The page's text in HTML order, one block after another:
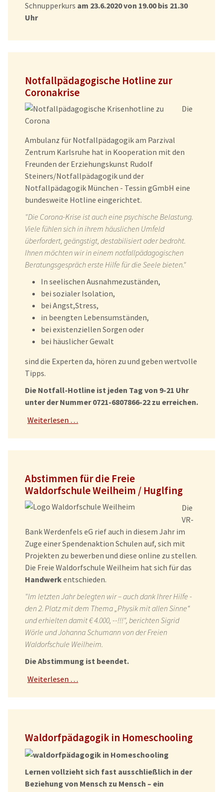
Schnupperkurs am 23.6.2020 von 19.00 bis 21.30
Uhr
Notfallpädagogische Hotline zur
Coronakrise
Die
Ambulanz für Notfallpädagogik am Parzival
Zentrum Karlsruhe hat in Kooperation mit den
Freunden der Erziehungskunst Rudolf
Steiners/Notfallpädagogik und der
Notfallpädagogik München - Tessin gGmbH eine
bundesweite Hotline eingerichtet.
"Die Corona-Krise ist auch eine psychische Belastung.
Viele fühlen sich in ihrem häuslichen Umfeld
überfordert, geängstigt, destabilisiert oder bedroht.
Ihnen möchten wir in einem notfallpädagogischen
Beratungsgespräch erste Hilfe für die Seele bieten."
In seelischen Ausnahmezuständen,
bei sozialer Isolation,
bei Angst,Stress,
in beengten Lebensumständen,
bei existenziellen Sorgen oder
bei häuslicher Gewalt
sind die Experten da, hören zu und geben wertvolle
Tipps.
Die Notfall-Hotline ist jeden Tag von 9-21 Uhr
unter der Nummer 0721-6807866-22 zu erreichen.
Weiterlesen …
Abstimmen für die Freie
Waldorfschule Weilheim / Huglfing
Die
VR-
Bank Werdenfels eG rief auch in diesem Jahr im
Zuge einer Spendenaktion Schulen auf, sich mit
Projekten zu bewerben und diese online zu stellen.
Die Freie Waldorfschule Weilheim hat sich für das
Handwerkentschieden.
"Im letzten Jahr belegten wir – auch dank Ihrer Hilfe -
den 2. Platz mit dem Thema „Physik mit allen Sinne“
und erhielten damit € 4.000, --!!!", berichten Sigrid
Wörle und Johanna Schumann von der Freien
Waldorfschule Weilheim.
Die Abstimmung ist beendet.
Weiterlesen …
Waldorfpädagogik in Homeschooling
Lernen vollzieht sich fast ausschließlich in der
Beziehung von Mensch zu Mensch – ein